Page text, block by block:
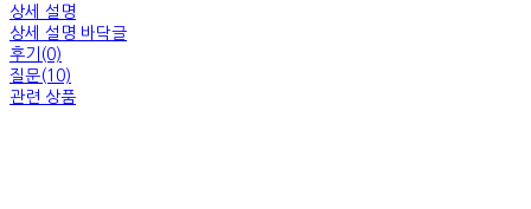
상세 설명
상세 설명 바닥글
후기(0)
질문(10)
관련 상품